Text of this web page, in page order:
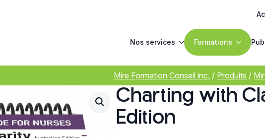
Nos services Formations
Mire Formation Conseil inc. / Produits /
Charting with
Edition